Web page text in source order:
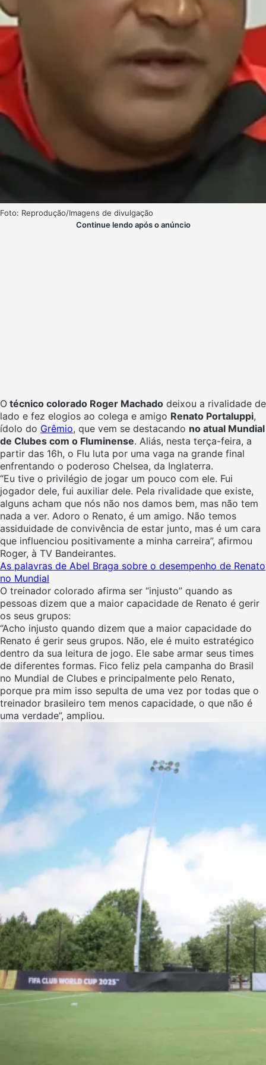
Foto: Reprodução/Imagens de divulgação
Continue lendo após o anúncio
O técnico colorado Roger Machado deixou a rivalidade de
lado e fez elogios ao colega e amigo Renato Portaluppi,
ídolo do Grêmio, que vem se destacando no atual Mundial
de Clubes com o Fluminense. Aliás, nesta terça-feira, a
partir das 16h, o Flu luta por uma vaga na grande final
enfrentando o poderoso Chelsea, da Inglaterra.
“Eu tive o privilégio de jogar um pouco com ele. Fui
jogador dele, fui auxiliar dele. Pela rivalidade que existe,
alguns acham que nós não nos damos bem, mas não tem
nada a ver. Adoro o Renato, é um amigo. Não temos
assiduidade de convivência de estar junto, mas é um cara
que influenciou positivamente a minha carreira”, afirmou
Roger, à TV Bandeirantes.
As palavras de Abel Braga sobre o desempenho de Renato
no Mundial
O treinador colorado afirma ser “injusto” quando as
pessoas dizem que a maior capacidade de Renato é gerir
os seus grupos:
“Acho injusto quando dizem que a maior capacidade do
Renato é gerir seus grupos. Não, ele é muito estratégico
dentro da sua leitura de jogo. Ele sabe armar seus times
de diferentes formas. Fico feliz pela campanha do Brasil
no Mundial de Clubes e principalmente pelo Renato,
porque pra mim isso sepulta de uma vez por todas que o
treinador brasileiro tem menos capacidade, o que não é
uma verdade”, ampliou.